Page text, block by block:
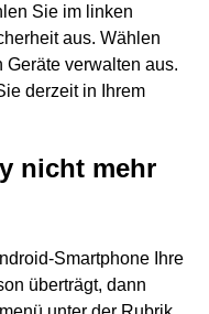
Sie im linken
aus. Wählen
Geräte verwalten aus.
derzeit in Ihrem
nicht mehr
Smartphone Ihre
überträgt, dann